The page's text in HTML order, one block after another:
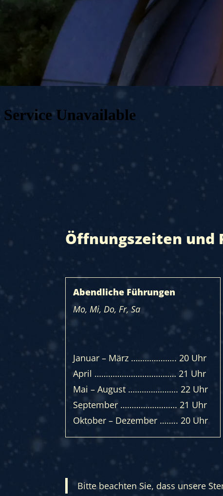
Öffnungszeiten und
Abendliche Führungen
Mo, Mi, Do, Fr, Sa
Januar – März ……………….. 20 Uhr
April ……………………………… 21 Uhr
Mai – August …………………. 22 Uhr
September ……………………. 21 Uhr
Oktober – Dezember …….. 20 Uhr
Bitte beachten Sie, dass unsere